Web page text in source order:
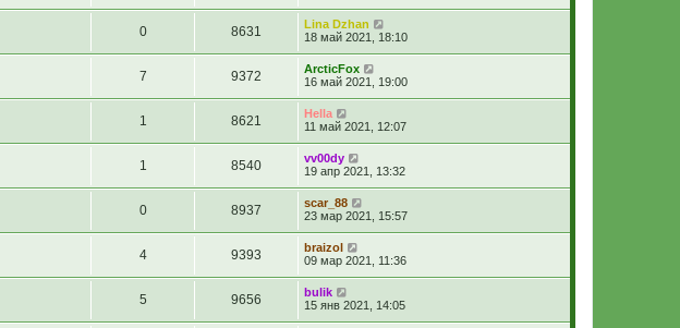
0 8631
Lina Dzhan
18 май 2021, 18:10
7 9372
ArcticFox
16 май 2021, 19:00
1 8621
Hella
11 май 2021, 12:07
1 8540
vv00dy
19 апр 2021, 13:32
0 8937
scar_88
23 мар 2021, 15:57
4 9393
braizol
09 мар 2021, 11:36
5 9656
bulik
15 янв 2021, 14:05